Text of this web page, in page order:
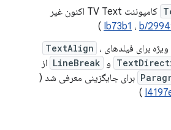
کامپوننت TV Text اکنون غیر
Ib73b1 ، b/
)
برای فیلدهای
TextAlign ،
و LineBreak از
برای جایگزینی معرفی شد (
)